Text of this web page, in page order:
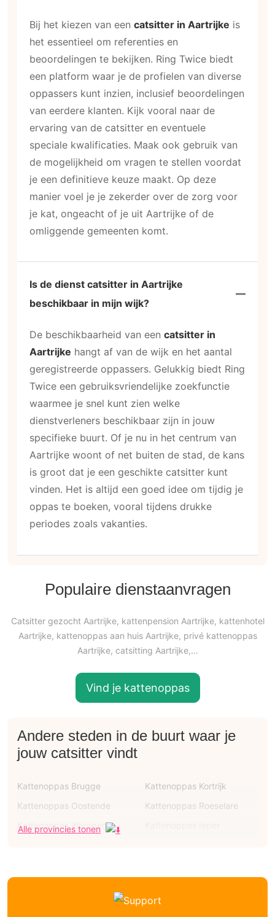
Bij het kiezen van een catsitter in Aartrijke is
het essentieel om referenties en
beoordelingen te bekijken. Ring Twice biedt
een platform waar je de profielen van diverse
oppassers kunt inzien, inclusief beoordelingen
van eerdere klanten. Kijk vooral naar de
ervaring van de catsitter en eventuele
speciale kwalificaties. Maak ook gebruik van
de mogelijkheid om vragen te stellen voordat
je een definitieve keuze maakt. Op deze
manier voel je je zekerder over de zorg voor
je kat, ongeacht of je uit Aartrijke of de
omliggende gemeenten komt.
Is de dienst catsitter in Aartrijke
beschikbaar in mijn wijk?
De beschikbaarheid van een catsitter in
Aartrijke hangt af van de wijk en het aantal
geregistreerde oppassers. Gelukkig biedt Ring
Twice een gebruiksvriendelijke zoekfunctie
waarmee je snel kunt zien welke
dienstverleners beschikbaar zijn in jouw
specifieke buurt. Of je nu in het centrum van
Aartrijke woont of net buiten de stad, de kans
is groot dat je een geschikte catsitter kunt
vinden. Het is altijd een goed idee om tijdig je
oppas te boeken, vooral tijdens drukke
periodes zoals vakanties.
Populaire dienstaanvragen
Catsitter gezocht Aartrijke, kattenpension Aartrijke, kattenhotel
Aartrijke, kattenoppas aan huis Aartrijke, privé kattenoppas
Aartrijke, catsitting Aartrijke,…
Vind je kattenoppas
Andere steden in de buurt waar je
jouw catsitter vindt
Kattenoppas Brugge
Kattenoppas Kortrijk
Kattenoppas Oostende
Kattenoppas Roeselare
Kattenoppas Waregem
Kattenoppas Torhout
Alle provincies tonen